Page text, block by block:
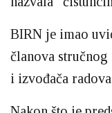
BIRN je imao
članova stručnog
i izvođača